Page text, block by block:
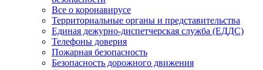
Все о коронавирусе
Территориальные органы и представительства
Единая дежурно-диспетчерская служба (ЕДДС)
Телефоны доверия
Пожарная безопасность
Безопасность дорожного движения